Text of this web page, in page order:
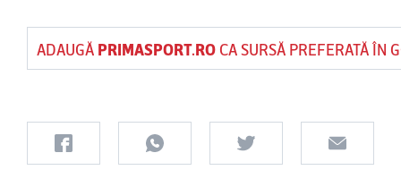
ADAUGĂ PRIMASPORT.ROCA SURSĂ PREFERATĂ ÎN